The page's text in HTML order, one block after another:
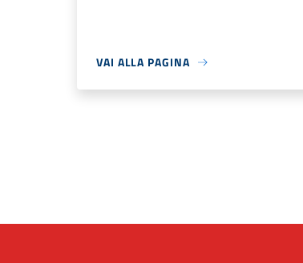
VAI ALLA PAGINA